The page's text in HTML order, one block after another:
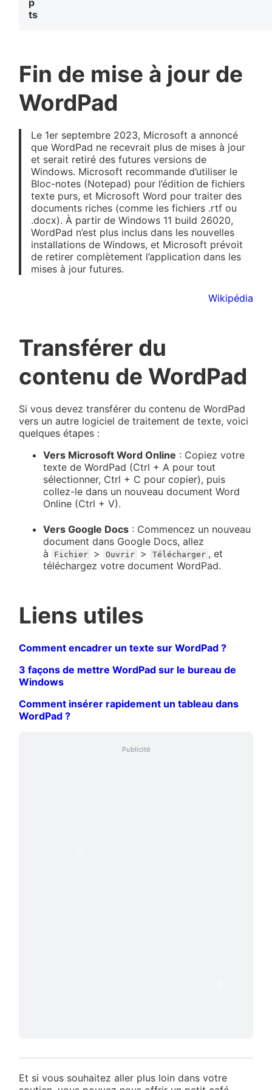
ts
Fin de mise à jour de
WordPad
Le 1er septembre 2023, Microsoft a annoncé
que WordPad ne recevrait plus de mises à jour
et serait retiré des futures versions de
Windows. Microsoft recommande d’utiliser le
Bloc-notes (Notepad) pour l’édition de fichiers
texte purs, et Microsoft Word pour traiter des
documents riches (comme les fichiers .rtf ou
.docx). À partir de Windows 11 build 26020,
WordPad n’est plus inclus dans les nouvelles
installations de Windows, et Microsoft prévoit
de retirer complètement l’application dans les
mises à jour futures.
Wikipédia
Transférer du
contenu de WordPad
Si vous devez transférer du contenu de WordPad
vers un autre logiciel de traitement de texte, voici
quelques étapes :
Vers Microsoft Word Online : Copiez votre
texte de WordPad (Ctrl + A pour tout
sélectionner, Ctrl + C pour copier), puis
collez-le dans un nouveau document Word
Online (Ctrl + V).
Vers Google Docs : Commencez un nouveau
document dans Google Docs, allez
à
Fichier > Ouvrir > Télécharger , et
téléchargez votre document WordPad.
Liens utiles
Comment encadrer un texte sur WordPad ?
3 façons de mettre WordPad sur le bureau de
Windows
Comment insérer rapidement un tableau dans
WordPad ?
Publicité
Et si vous souhaitez aller plus loin dans votre